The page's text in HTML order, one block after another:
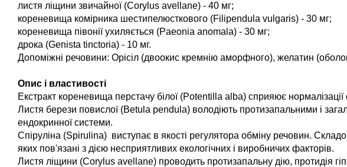
листя ліщини звичайної (Corylus avellane) - 40 мг;
кореневища комірника шестипелюсткового (Filipendula vulgaris) - 30 мг;
кореневища півонії ухиляється (Paeonia anomala) - 30 мг;
дрока (Genista tinctoria) - 10 мг.
Допоміжні речовини: Орісіл (двоокис кремнію аморфного), желатин
Опис і властивості
Екстракт кореневища перстачу білої (Potentilla alba) сприяює
Листя берези повислої (Betula pendula) володіють протизапальними і
ендокринної системи.
Спіруліна (Spirulina) виступає в якості регулятора обміну речовин.
яких пов'язані з дією несприятливих екологічних і виробничих факторів.
Листя ліщини (Corylus avellane) проводить протизапальну дію, протидія